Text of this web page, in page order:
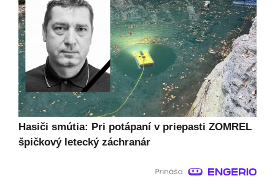
Hasiči smútia: Pri potápaní v priepasti ZOMREL
špičkový letecký záchranár